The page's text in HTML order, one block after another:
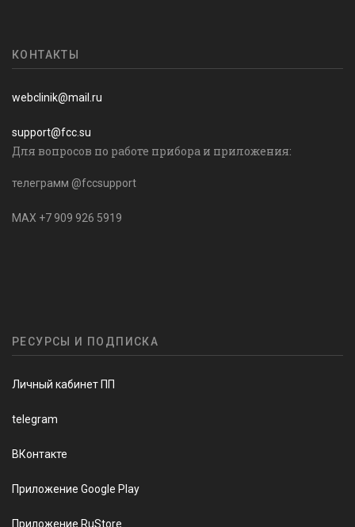
КОНТАКТЫ
webclinik@mail.ru
support@fcc.su
Для вопросов по работе прибора и приложения:
телеграмм @fccsupport
MAX +7 909 926 5919
РЕСУРСЫ И ПОДПИСКА
Личный кабинет ПП
telegram
ВКонтакте
Приложение Google Play
Приложение RuStore